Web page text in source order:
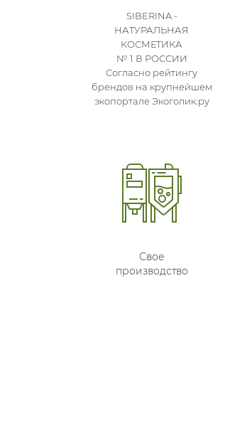
SIBERINA -
НАТУРАЛЬНАЯ
КОСМЕТИКА
№ 1 В РОССИИ
Согласно рейтингу
брендов на крупнейшем
экопортале Экоголик.ру
Свое
производство